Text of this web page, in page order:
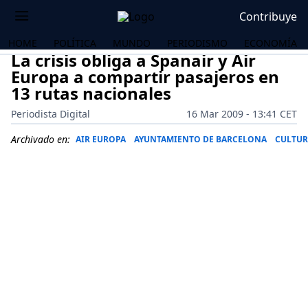
Contribuye
HOME POLÍTICA MUNDO PERIODISMO ECONOMÍA
La crisis obliga a Spanair y Air
Europa a compartir pasajeros en
13 rutas nacionales
Periodista Digital
16 Mar 2009 - 13:41 CET
Archivado en: AIR EUROPA AYUNTAMIENTO DE BARCELONA